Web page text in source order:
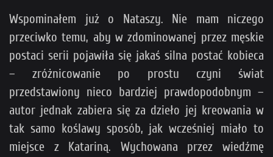
Wspominałem już o Nataszy. Nie mam niczego
przeciwko temu, aby w zdominowanej przez męskie
postaci serii pojawiła się jakaś silna postać kobieca
– zróżnicowanie po prostu czyni świat
przedstawiony nieco bardziej prawdopodobnym –
autor jednak zabiera się za dzieło jej kreowania w
tak samo koślawy sposób, jak wcześniej miało to
miejsce z Katariną. Wychowana przez wiedźmę